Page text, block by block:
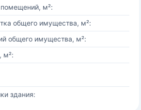
м²:
общего имущества, м²:
общего имущества, м²:
м²:
здания: